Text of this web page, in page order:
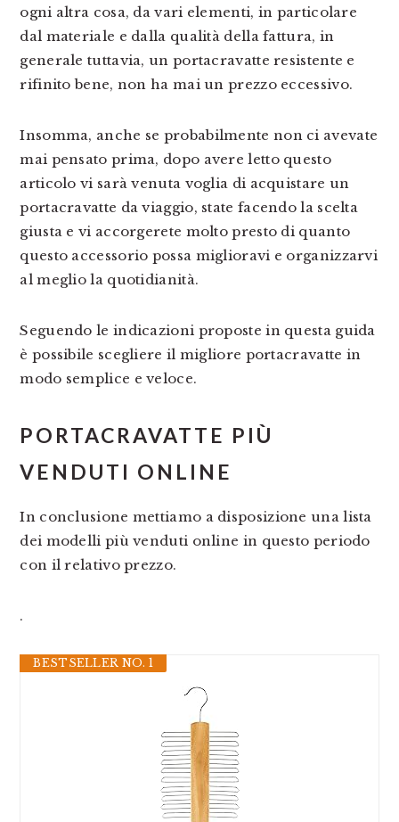
ogni altra cosa, da vari elementi, in particolare
dal materiale e dalla qualità della fattura, in
generale tuttavia, un portacravatte resistente e
rifinito bene, non ha mai un prezzo eccessivo.
Insomma, anche se probabilmente non ci avevate
mai pensato prima, dopo avere letto questo
articolo vi sarà venuta voglia di acquistare un
portacravatte da viaggio, state facendo la scelta
giusta e vi accorgerete molto presto di quanto
questo accessorio possa miglioravi e organizzarvi
al meglio la quotidianità.
Seguendo le indicazioni proposte in questa guida
è possibile scegliere il migliore portacravatte in
modo semplice e veloce.
PORTACRAVATTE PIÙ
VENDUTI ONLINE
In conclusione mettiamo a disposizione una lista
dei modelli più venduti online in questo periodo
con il relativo prezzo.
.
BESTSELLER NO. 1